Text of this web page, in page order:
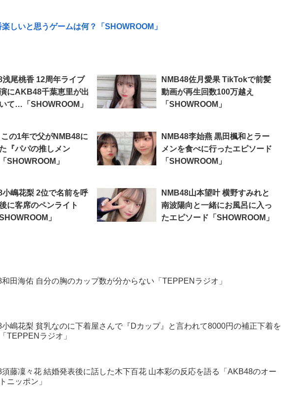
しいと思うゲームは何？「SHOWROOM」
浅尾桃香 12周年ライブ
にAKB48千葉恵里が出
て…「SHOWROOM」
NMB48佐月愛果 TikTokで前髪
動画が再生回数100万越え
「SHOWROOM」
の1年で父がNMB48に
『パパの推しメン
SHOWROOM」
NMB48李始燕 黒田楓和とラー
メンを食べに行ったエピソード
「SHOWROOM」
小嶋花梨 2位で名前を呼
に客席のペンライト
」
NMB48山本望叶 横野すみれと
南波陽向と一緒にお風呂に入っ
たエピソード「SHOWROOM」
和田海佑 自分の胸のカップ数が分からない「TEPPENラジオ」
小嶋花梨 貧乳なのに下着屋さんで『Dカップ』と言われて8000円の補正下着を
TEPPENラジオ」
須藤凜々花 結婚発表後に話した木下百花 山本彩の反応を語る「AKB48のオー
ニッポン」